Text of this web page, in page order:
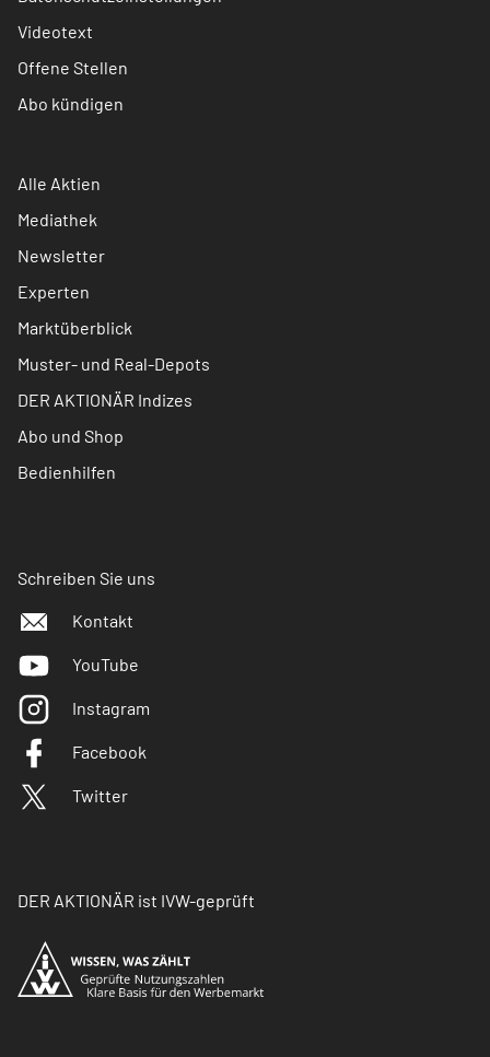
Videotext
Offene Stellen
Abo kündigen
Alle Aktien
Mediathek
Newsletter
Experten
Marktüberblick
Muster- und Real-Depots
DER AKTIONÄR Indizes
Abo und Shop
Bedienhilfen
Schreiben Sie uns
Kontakt
YouTube
Instagram
Facebook
Twitter
DER AKTIONÄR ist IVW-geprüft